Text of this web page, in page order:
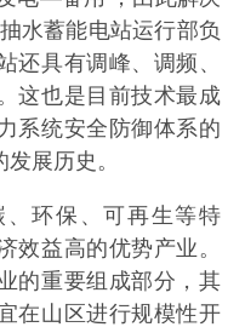
水蓄能电站运行部负
还具有调峰、调频、
这也是目前技术最成
系统安全防御体系的
展历史。
环保、可再生等特
效益高的优势产业。
的重要组成部分，其
在山区进行规模性开